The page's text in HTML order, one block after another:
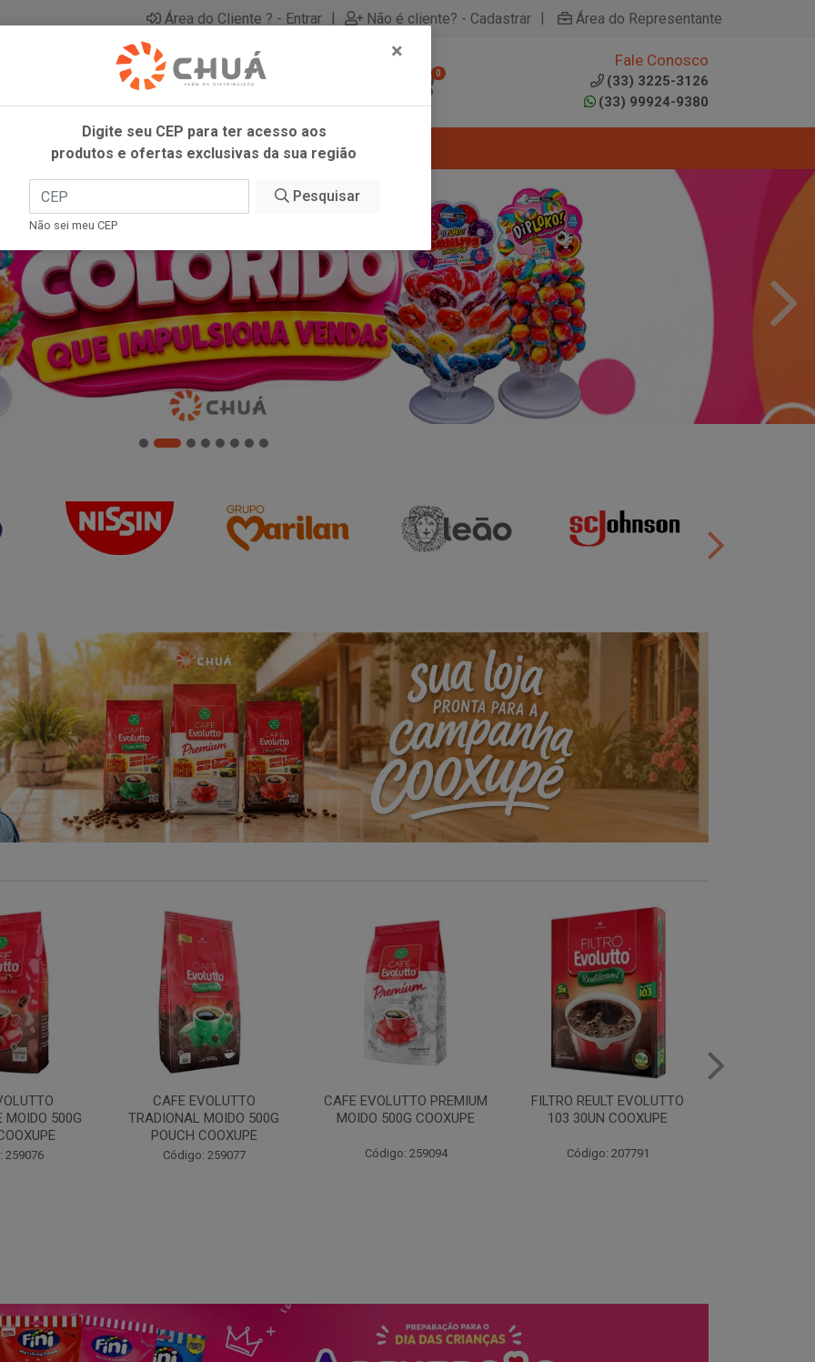
Área do Cliente ? - Entrar | Não é cliente? - Cadastrar | Área do Representante
0
Fale Conosco
(33) 3225-3126
(33) 99924-9380
500G
259077
CAFE EVOLUTTO PREMIUM
MOIDO 500G COOXUPE
Código: 259094
FILTRO REULT EVOLUTTO
103 30UN COOXUPE
Código: 207791
FILTRO PAPEL EVOLUTTO
102 30UN COOXUPE
Código: 259097
×
Digite seu CEP para ter acesso aos
produtos e ofertas exclusivas da sua região
Pesquisar
Não sei meu CEP